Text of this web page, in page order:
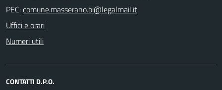
PEC:
Uffici e orari
Numeri utili
CONTATTI D.P.O.